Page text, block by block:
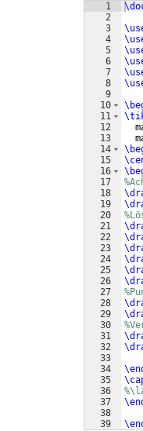
1
2
3
4
5
6
7
8
9
10
11
12
13
14
15
16
17
18
19
20
21
22
23
24
25
26
27
28
29
30
31
32
33
34
35
36
37
38
39